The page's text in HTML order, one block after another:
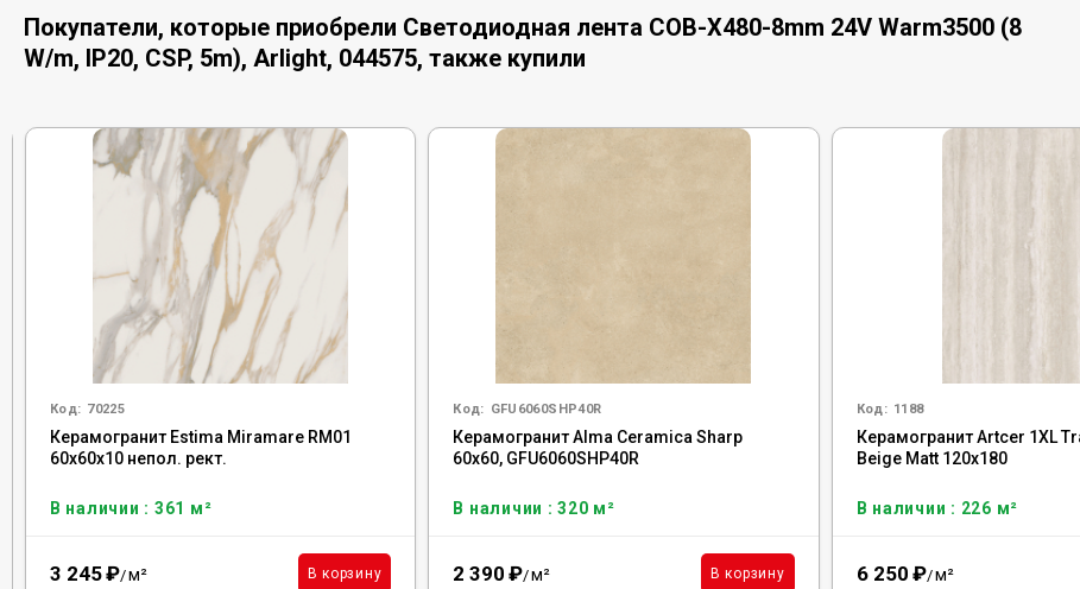
Покупатели, которые приобрели Светодиодная лента COB-X480-8mm 24V Warm3500 (8
W/m, IP20, CSP, 5m), Arlight, 044575, также купили
Код: 70225
Керамогранит Estima Miramare RM01
60x60x10 непол. рект.
В наличии : 361 м²
3 245₽/м² В корзину
Код: GFU6060SHP40R
Керамогранит Alma Ceramica Sharp
60x60, GFU6060SHP40R
В наличии : 320 м²
2 390 ₽/м² В корзину
Код: 1188
Керамогранит Artcer 1XL
Beige Matt 120x180
В наличии : 226 м²
6 250 ₽/м²